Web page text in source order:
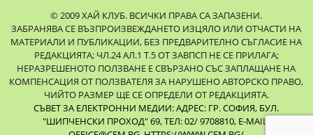
© 2009 ХАЙ КЛУБ. ВСИЧКИ ПРАВА СА ЗАПАЗЕНИ.
ЗАБРАНЯВА СЕ ВЪЗПРОИЗВЕЖДАНЕТО ИЗЦЯЛО ИЛИ ОТЧАСТИ НА
МАТЕРИАЛИ И ПУБЛИКАЦИИ, БЕЗ ПРЕДВАРИТЕЛНО СЪГЛАСИЕ НА
РЕДАКЦИЯТА; ЧЛ.24 АЛ.1 Т.5 ОТ ЗАВПСП НЕ СЕ ПРИЛАГА;
НЕРАЗРЕШЕНОТО ПОЛЗВАНЕ Е СВЪРЗАНО СЪС ЗАПЛАЩАНЕ НА
КОМПЕНСАЦИЯ ОТ ПОЛЗВАТЕЛЯ ЗА НАРУШЕНО АВТОРСКО ПРАВО,
ЧИЙТО РАЗМЕР ЩЕ СЕ ОПРЕДЕЛИ ОТ РЕДАКЦИЯТА.
СЪВЕТ ЗА ЕЛЕКТРОННИ МЕДИИ: АДРЕС: ГР. СОФИЯ, БУЛ.
"ШИПЧЕНСКИ ПРОХОД" 69, ТЕЛ: 02/ 9708810, E-MAIL: